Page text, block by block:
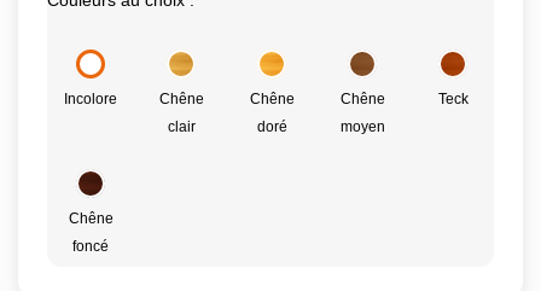
Incolore
Chêne
clair
Chêne
doré
Chêne
moyen
Teck
Chêne
foncé